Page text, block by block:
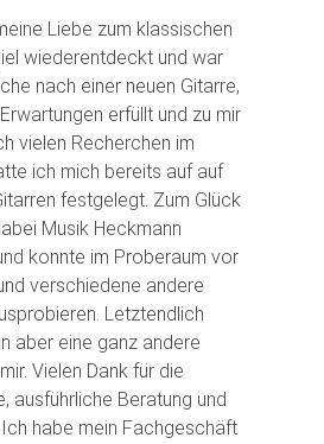
Liebe zum klassischen
wiederentdeckt und war
nach einer neuen Gitarre,
erfüllt und zu mir
vielen Recherchen im
ich mich bereits auf auf
festgelegt. Zum Glück
Musik Heckmann
konnte im Proberaum vor
verschiedene andere
Letztendlich
aber eine ganz andere
Vielen Dank für die
ausführliche Beratung und
habe mein Fachgeschäft